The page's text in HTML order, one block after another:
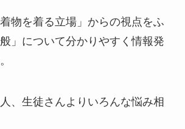
物を着る立場」からの視点をふ
」について分かりやすく情報発
、生徒さんよりいろんな悩み相